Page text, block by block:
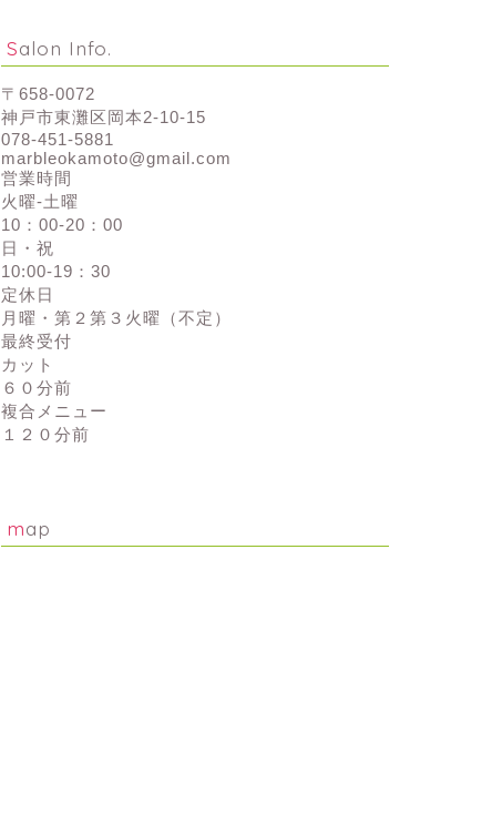
Salon Info.
〒658-0072
神戸市東灘区岡本2-10-15
078-451-5881
marbleokamoto@gmail.com
営業時間
火曜-土曜
10：00-20：00
日・祝
10:00-19：30
定休日
月曜・第２第３火曜（不定）
最終受付
カット
６０分前
複合メニュー
１２０分前
map